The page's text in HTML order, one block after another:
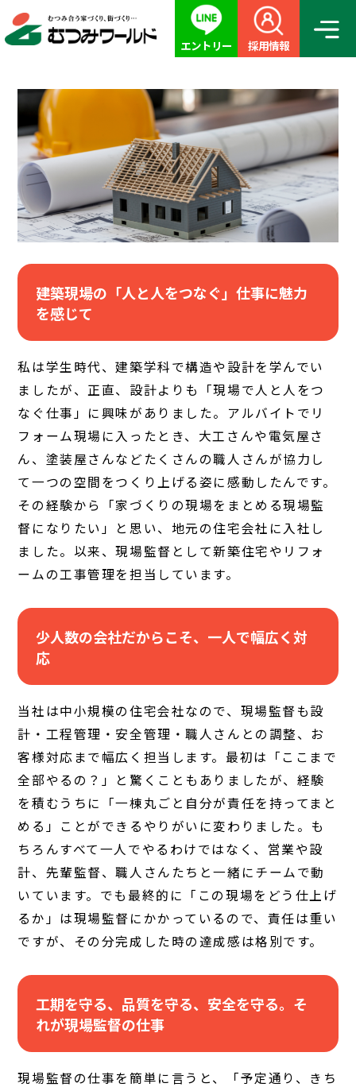
エントリー 採用情報
建築現場の「人と人をつなぐ」仕事に魅力
を感じて
私は学生時代、建築学科で構造や設計を学んでい
ましたが、正直、設計よりも「現場で人と人をつ
なぐ仕事」に興味がありました。アルバイトでリ
フォーム現場に入ったとき、大工さんや電気屋さ
ん、塗装屋さんなどたくさんの職人さんが協力し
て一つの空間をつくり上げる姿に感動したんです。
その経験から「家づくりの現場をまとめる現場監
督になりたい」と思い、地元の住宅会社に入社し
ました。以来、現場監督として新築住宅やリフォ
ームの工事管理を担当しています。
少人数の会社だからこそ、一人で幅広く対
応
当社は中小規模の住宅会社なので、現場監督も設
計・工程管理・安全管理・職人さんとの調整、お
客様対応まで幅広く担当します。最初は「ここまで
全部やるの？」と驚くこともありましたが、経験
を積むうちに「一棟丸ごと自分が責任を持ってまと
める」ことができるやりがいに変わりました。も
ちろんすべて一人でやるわけではなく、営業や設
計、先輩監督、職人さんたちと一緒にチームで動
いています。でも最終的に「この現場をどう仕上げ
るか」は現場監督にかかっているので、責任は重い
ですが、その分完成した時の達成感は格別です。
工期を守る、品質を守る、安全を守る。そ
れが現場監督の仕事
現場監督の仕事を簡単に言うと、「予定通り、きち